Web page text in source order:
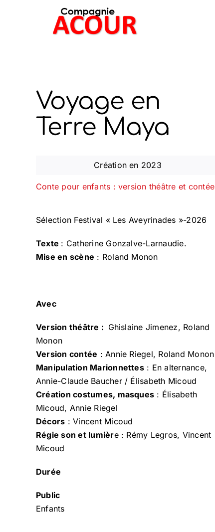
Voyage en
Terre Maya
Création en 2023
Conte pour enfants : version théâtre et contée
Sélection Festival « Les Aveyrinades »-2026
Texte : Catherine Gonzalve-Larnaudie.
Mise en scène : Roland Monon
Avec
Version théâtre : Ghislaine Jimenez, Roland
Monon
Version contée : Annie Riegel, Roland Monon
Manipulation Marionnettes: En alternance,
Annie-Claude Baucher / Élisabeth Micoud
Création costumes, masques : Élisabeth
Micoud, Annie Riegel
Décors : Vincent Micoud
Régie son et lumière : Rémy Legros, Vincent
Micoud
Durée
Public
Enfants